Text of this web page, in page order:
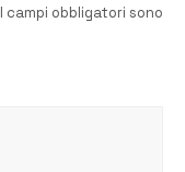
I campi obbligatori sono